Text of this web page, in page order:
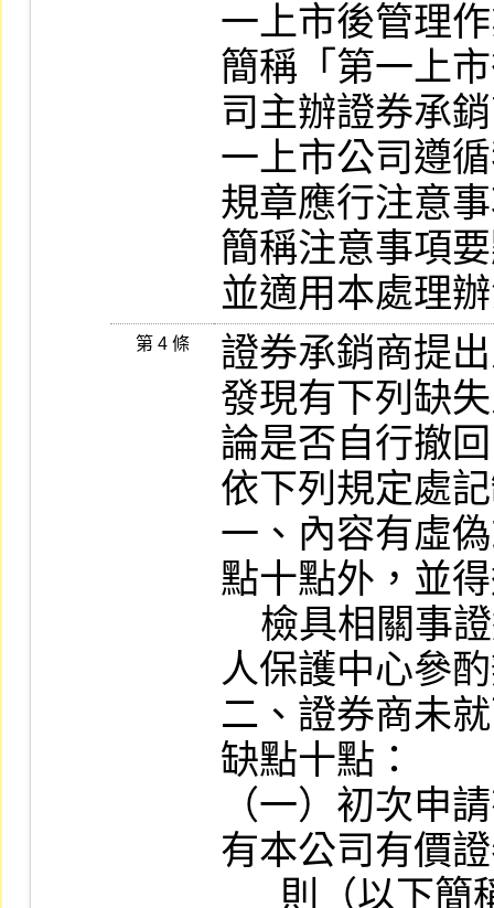
一上市後管理
簡稱「第一上
司主辦證券承
一上市公司遵
規章應行注意
簡稱注意事項
並適用本處理
第 4 條
證券承銷商提
發現有下列缺
論是否自行撤
依下列規定處
一、內容有虛
點十點外，並
人保護中心參
二、證券商未
缺點十點：
（一）初次申
有本公司有價